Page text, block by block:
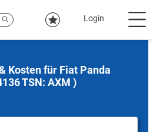
Login
Kosten für Fiat Panda
TSN: AXM )